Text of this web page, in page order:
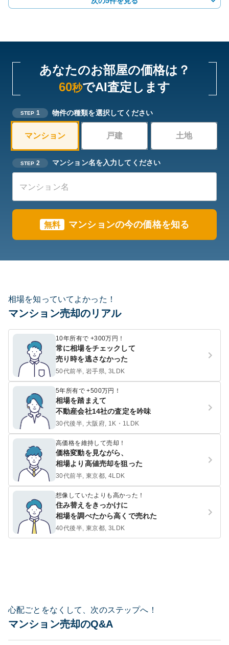
あなたのお部屋の価格は？
60秒でAI査定します
STEP 1 物件の種類を選択してください
マンション 戸建 土地
STEP 2 マンション名を入力してください
無料 マンションの今の価格を知る
相場を知っていてよかった！
マンション売却のリアル
10年所有で +300万円！
常に相場をチェックして
売り時を逃さなかった
50代前半, 岩手県, 3LDK
5年所有で +500万円！
相場を踏まえて
不動産会社14社の査定を吟味
30代後半, 大阪府, 1K・1LDK
高価格を維持して売却！
価格変動を見ながら、
相場より高値売却を狙った
30代前半, 東京都, 4LDK
想像していたよりも高かった！
住み替えをきっかけに
相場を調べたから高くで売れた
40代後半, 東京都, 3LDK
心配ごとをなくして、次のステップへ！
マンション売却のQ&A